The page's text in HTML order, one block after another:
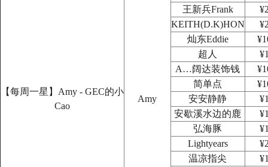
【每周一星】Amy - GEC的小
Cao
Amy
王新兵Frank
KEITH(D.K)HON
灿东Eddie
超人
A…阔达装饰钱
简单点
安安静静
安歇溪水边的鹿
弘海豚
Lightyears
温凉指尖